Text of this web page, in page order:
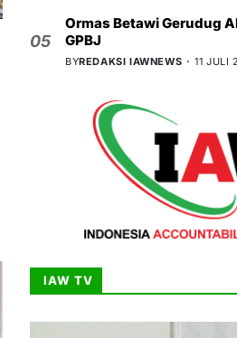
05
Ormas Betawi Gerudug
GPBJ
BYREDAKSI IAWNEWS 11 JULI
IAW TV